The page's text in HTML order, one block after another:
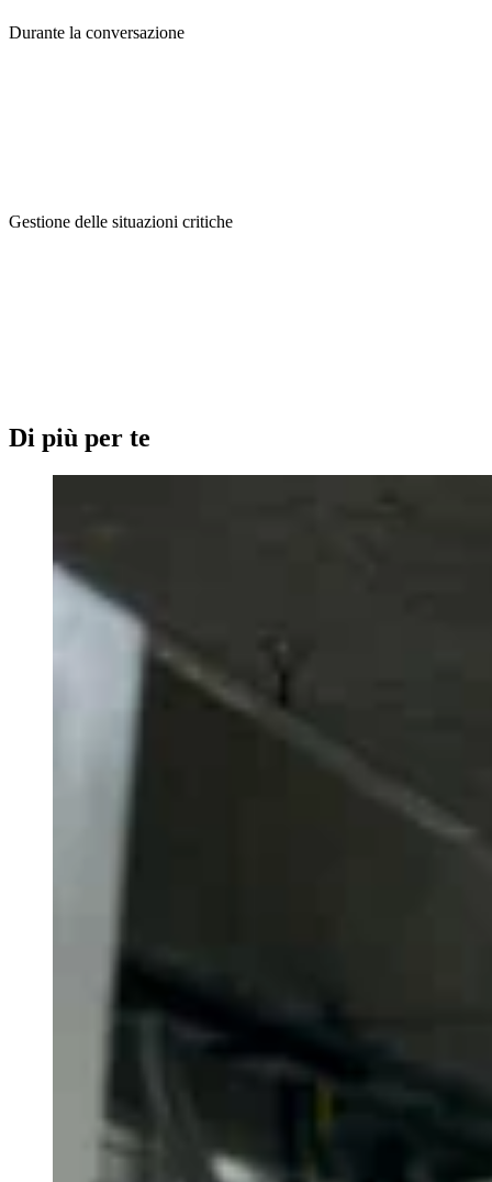
Durante la conversazione
Gestione delle situazioni critiche
Di più per te